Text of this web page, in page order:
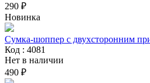
290 ₽
Новинка
Сумка-шоппер с двухсторонним
Код : 4081
Нет в наличии
490 ₽